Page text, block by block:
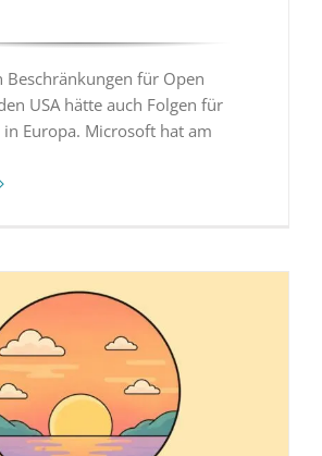
Beschränkungen für Open
USA hätte auch Folgen für
Europa. Microsoft hat am